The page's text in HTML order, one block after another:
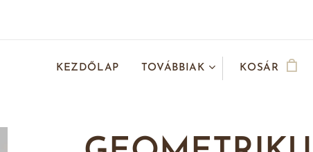
KEZDŐLAP TOVÁBBIAK KOSÁR